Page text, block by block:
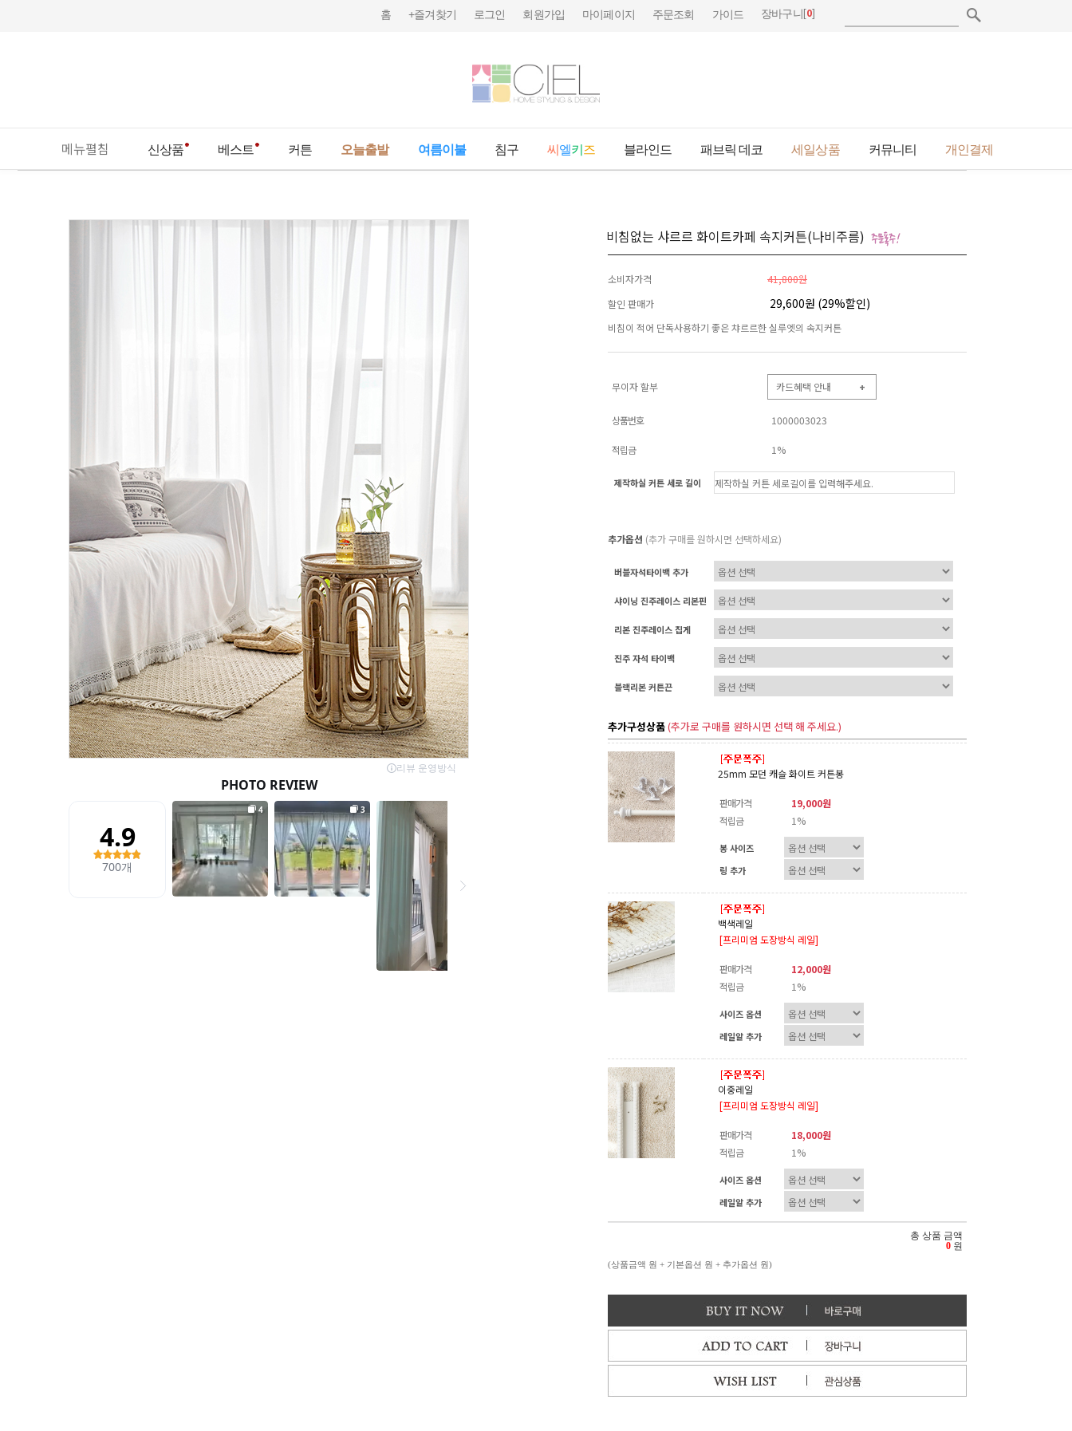
홈 +즐겨찾기 로그인 회원가입 마이페이지 주문조회 가이드 장바구니[0]
메뉴펼침 신상품 베스트 커튼 오늘출발 여름이불 침구 씨 엘키 즈 블라인드 패브릭 데코 세일상품 커뮤니티 개인결제
비침없는 샤르르 화이트카페 속지커튼(나비주름)
소비자가격
41,800원
할인 판매가
29,600원 (29%할인)
비침이 적어 단독사용하기 좋은 챠르르한 실루엣의 속지커튼
무이자 할부 카드혜택 안내 +
상품번호 1000003023
적립금 1%
제작하실 커튼 세로 길이
추가옵션 (추가 구매를 원하시면 선택하세요)
버블자석타이백 추가
샤이닝 진주레이스 리본핀
리본 진주레이스 집게
진주 자석 타이백
블랙리본 커튼끈
추가구성상품(추가로 구매를 원하시면 선택 해 주세요.)
25mm 모던 캐슬 화이트 커튼봉
판매가격
19,000원
적립금
1%
봉 사이즈
링 추가
백색레일
[프리미엄 도장방식 레일]
판매가격
12,000원
적립금
1%
사이즈 옵션
레일알 추가
이중레일
[프리미엄 도장방식 레일]
판매가격
18,000원
적립금
1%
사이즈 옵션
레일알 추가
총 상품 금액
0 원
(상품금액 원 + 기본옵션 원 + 추가옵션 원)